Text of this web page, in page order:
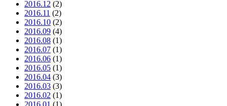
2016.12 (2)
2016.11 (2)
2016.10 (2)
2016.09 (4)
2016.08 (1)
2016.07 (1)
2016.06 (1)
2016.05 (1)
2016.04 (3)
2016.03 (3)
2016.02 (1)
2016.01 (1)